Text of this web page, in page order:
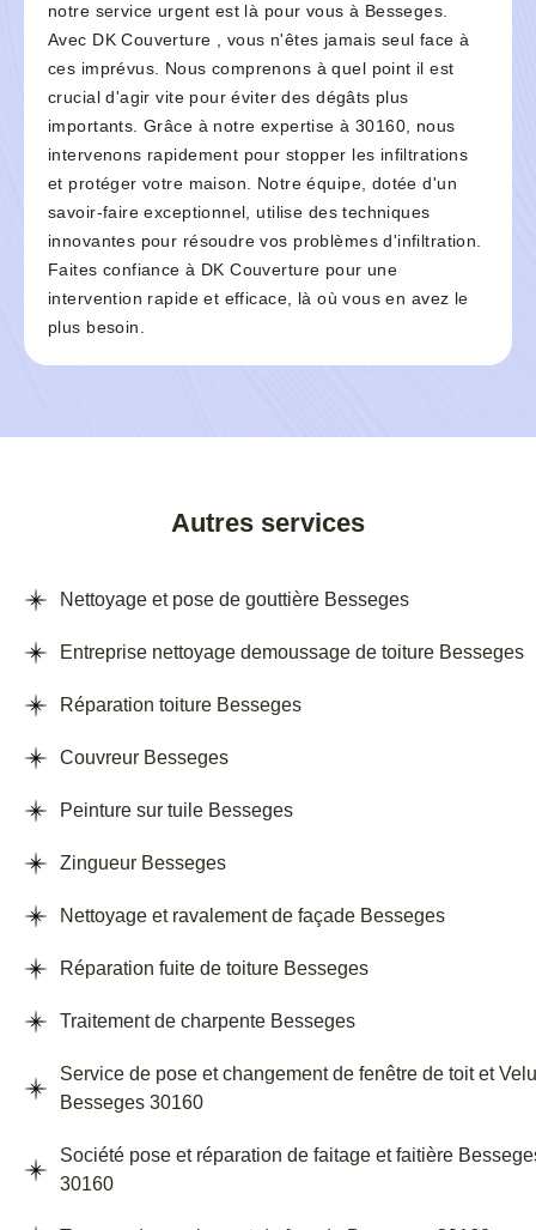
notre service urgent est là pour vous à Besseges.
Avec DK Couverture , vous n'êtes jamais seul face à
ces imprévus. Nous comprenons à quel point il est
crucial d'agir vite pour éviter des dégâts plus
importants. Grâce à notre expertise à 30160, nous
intervenons rapidement pour stopper les infiltrations
et protéger votre maison. Notre équipe, dotée d'un
savoir-faire exceptionnel, utilise des techniques
innovantes pour résoudre vos problèmes d'infiltration.
Faites confiance à DK Couverture pour une
intervention rapide et efficace, là où vous en avez le
plus besoin.
Autres services
Nettoyage et pose de gouttière Besseges
Entreprise nettoyage demoussage de toiture Besseges
Réparation toiture Besseges
Couvreur Besseges
Peinture sur tuile Besseges
Zingueur Besseges
Nettoyage et ravalement de façade Besseges
Réparation fuite de toiture Besseges
Traitement de charpente Besseges
Service de pose et changement de fenêtre de toit et
Besseges 30160
Société pose et réparation de faitage et faitière
30160